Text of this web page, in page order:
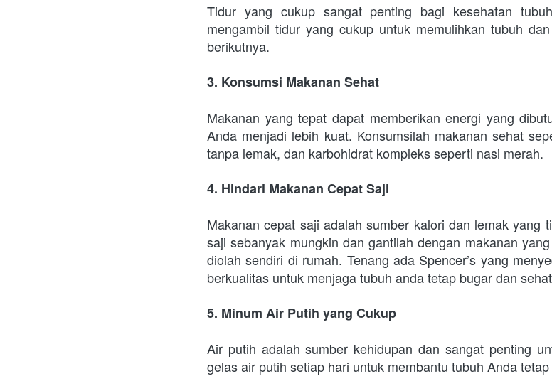
Tidur yang cukup sangat penting bagi kesehatan
mengambil tidur yang cukup untuk memulihkan tubuh
berikutnya.
3. Konsumsi Makanan Sehat
Makanan yang tepat dapat memberikan energi yang
Anda menjadi lebih kuat. Konsumsilah makanan sehat
tanpa lemak, dan karbohidrat kompleks seperti nasi merah.
4. Hindari Makanan Cepat Saji
Makanan cepat saji adalah sumber kalori dan lemak yang
saji sebanyak mungkin dan gantilah dengan makanan
diolah sendiri di rumah. Tenang ada Spencer’s yang
berkualitas untuk menjaga tubuh anda tetap bugar dan
5. Minum Air Putih yang Cukup
Air putih adalah sumber kehidupan dan sangat penting
gelas air putih setiap hari untuk membantu tubuh Anda